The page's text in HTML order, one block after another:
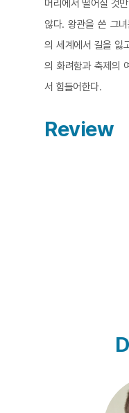
머리에서 떨어질 것
않다. 왕관을 쓴 그
의 세계에서 길을 잃
의 화려함과 축제의
서 힘들어한다.
Review